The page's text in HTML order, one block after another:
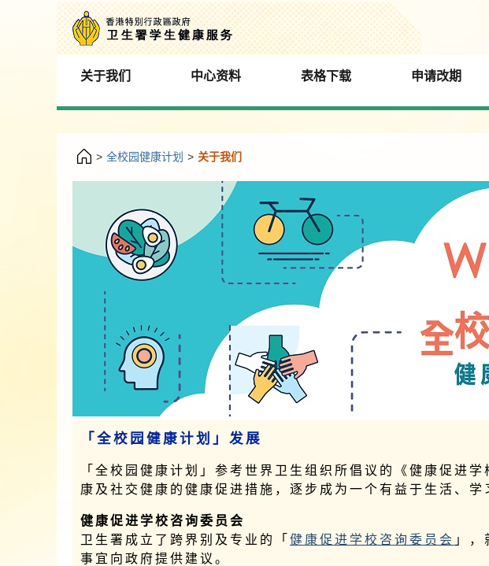
关于我们 中心资料 表格下载 申请改期
> 全校园健康计划 > 关于我们
「全校园健康计划」发展
「全校园健康计划」参考世界卫生组织所倡议的《健康促进
康及社交健康的健康促进措施，逐步成为一个有益于生活、学
健康促进学校咨询委员会
卫生署成立了跨界别及专业的「 健康促进学校咨询委员会 」
事宜向政府提供建议。